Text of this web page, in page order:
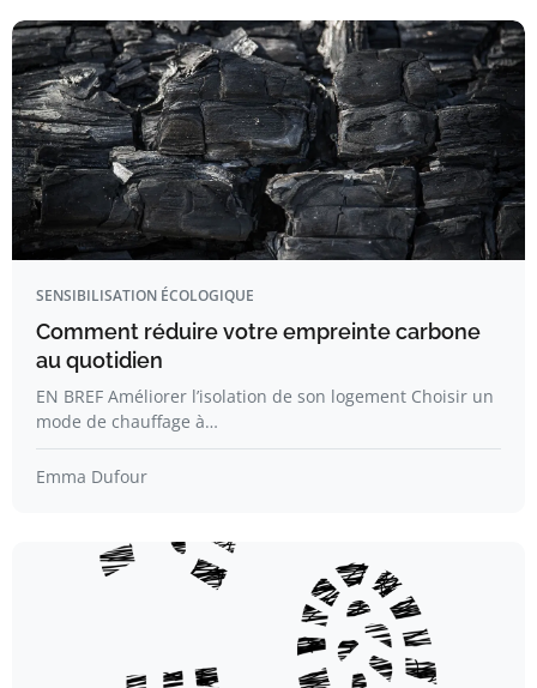
SENSIBILISATION ÉCOLOGIQUE
Comment réduire votre empreinte carbone
au quotidien
EN BREF Améliorer l’isolation de son logement Choisir un
mode de chauffage à…
Emma Dufour